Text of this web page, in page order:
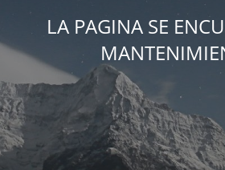
LA PAGINA SE